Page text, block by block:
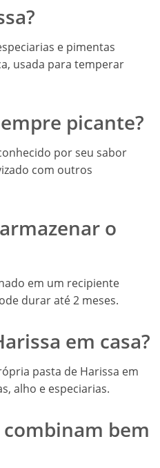
e pimentas
usada para temperar
picante?
por seu sabor
com outros
o
em um recipiente
durar até 2 meses.
em casa?
pasta de Harissa em
alho e especiarias.
bem